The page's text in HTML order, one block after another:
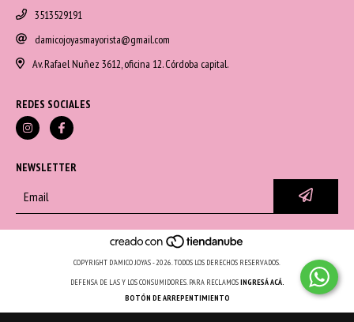
3513529191
damicojoyasmayorista@gmail.com
Av. Rafael Nuñez 3612, oficina 12. Córdoba capital.
REDES SOCIALES
NEWSLETTER
COPYRIGHT D'AMICO JOYAS - 2026. TODOS LOS DERECHOS RESERVADOS.
DEFENSA DE LAS Y LOS CONSUMIDORES. PARA RECLAMOSINGRESÁ ACÁ.
BOTÓN DE ARREPENTIMIENTO